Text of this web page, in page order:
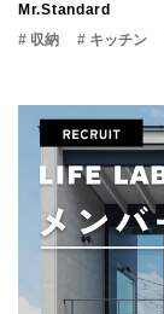
Mr.Standard
# 収納
# キッチン